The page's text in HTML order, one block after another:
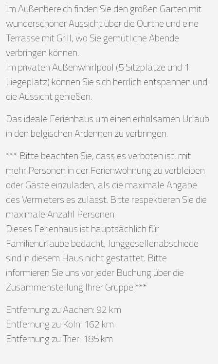
Im Außenbereich finden Sie den großen Garten mit
wunderschöner Aussicht über die Ourthe und eine
Terrasse mit Grill, wo Sie gemütliche Abende
verbringen können.
Im privaten Außenwhirlpool (5 Sitzplätze und 1
Liegeplatz) können Sie sich herrlich entspannen und
die Aussicht genießen.
Das ideale Ferienhaus um einen erholsamen Urlaub
in den belgischen Ardennen zu verbringen.
*** Bitte beachten Sie, dass es verboten ist, mit
mehr Personen in der Ferienwohnung zu verbleiben
oder Gäste einzuladen, als die maximale Angabe
des Vermieters es zulässt. Bitte respektieren Sie die
maximale Anzahl Personen.
Dieses Ferienhaus ist hauptsächlich für
Familienurlaube bedacht, Junggesellenabschiede
sind in diesem Haus nicht gestattet. Bitte
informieren Sie uns vor jeder Buchung über die
Zusammenstellung Ihrer Gruppe.***
Entfernung zu Aachen: 92 km
Entfernung zu Köln: 162 km
Entfernung zu Trier: 185 km